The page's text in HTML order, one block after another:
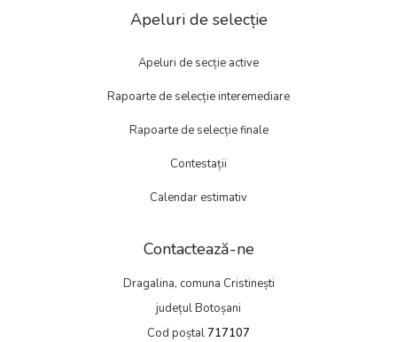
Apeluri de selecție
Apeluri de secție active
Rapoarte de selecție interemediare
Rapoarte de selecție finale
Contestații
Calendar estimativ
Contactează-ne
Dragalina, comuna Cristinești
județul Botoșani
Cod poștal717107